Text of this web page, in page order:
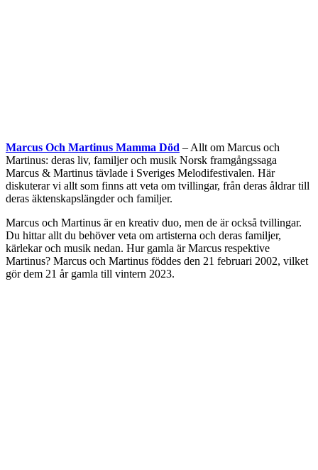
Marcus Och Martinus Mamma Död – Allt om Marcus och
Martinus: deras liv, familjer och musik Norsk framgångssaga
Marcus & Martinus tävlade i Sveriges Melodifestivalen. Här
diskuterar vi allt som finns att veta om tvillingar, från deras åldrar till
deras äktenskapslängder och familjer.
Marcus och Martinus är en kreativ duo, men de är också tvillingar.
Du hittar allt du behöver veta om artisterna och deras familjer,
kärlekar och musik nedan. Hur gamla är Marcus respektive
Martinus? Marcus och Martinus föddes den 21 februari 2002, vilket
gör dem 21 år gamla till vintern 2023.